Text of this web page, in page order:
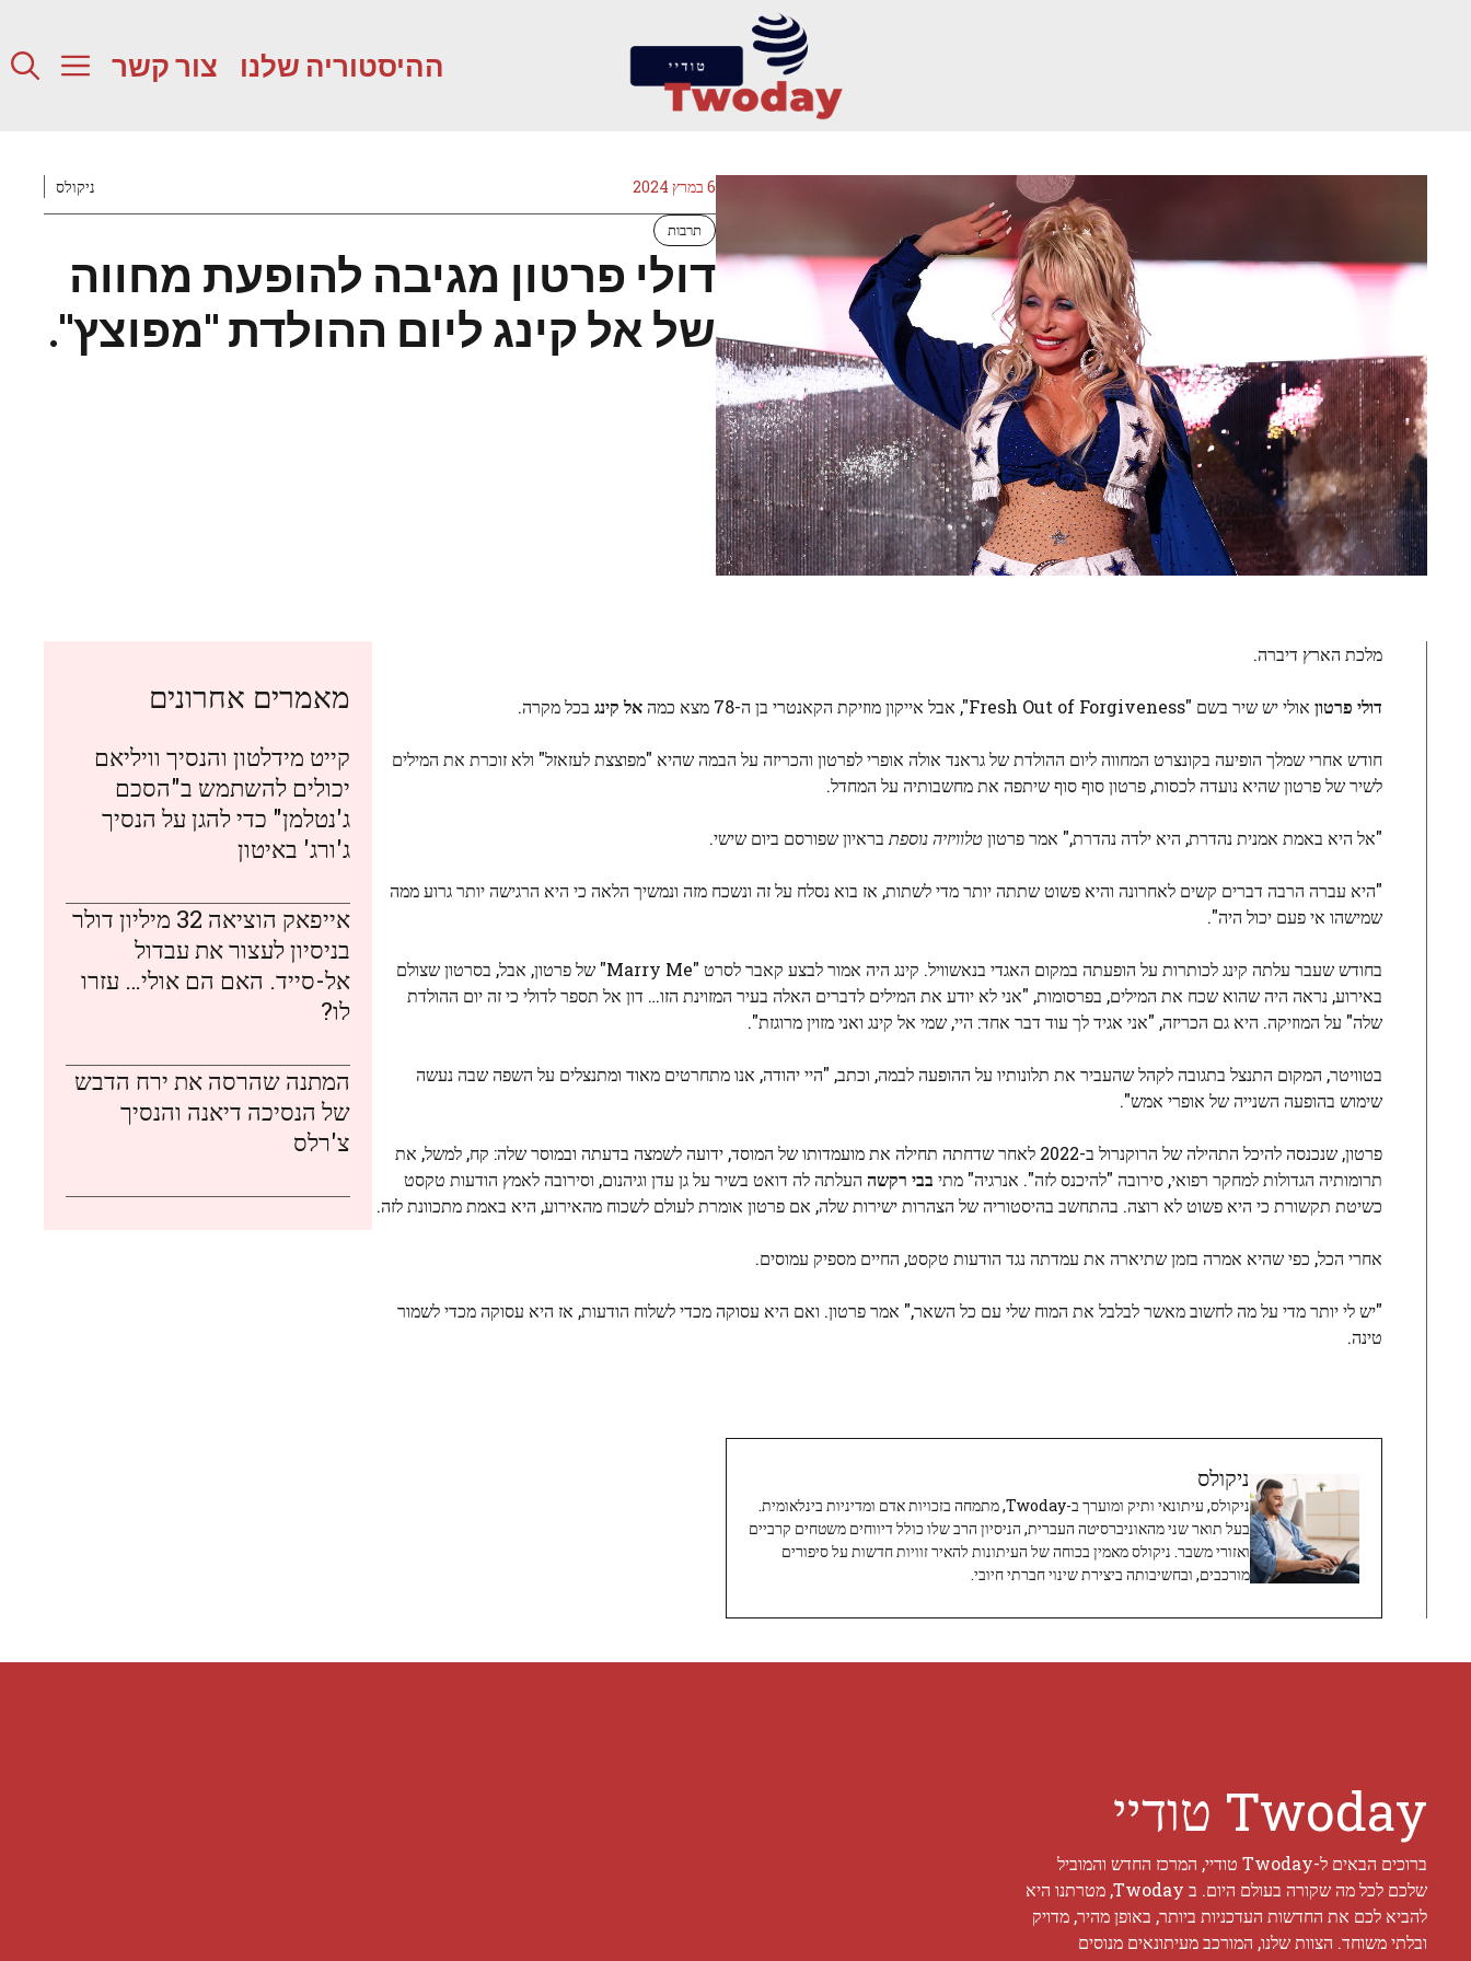
ההיסטוריה שלנו צור קשר
6 במרץ 2024 ניקולס
תרבות
דולי פרטון מגיבה להופעת מחווה
של אל קינג ליום ההולדת "מפוצץ".
מלכת הארץ דיברה.
דולי פרטון אולי יש שיר בשם "Fresh Out of Forgiveness", אבל אייקון מוזיקת ​​הקאנטרי בן ה-78 מצא כמה אל קינג בכל מקרה.
חודש אחרי שמלך הופיעה בקונצרט המחווה ליום ההולדת של גראנד אולה אופרי לפרטון והכריזה על הבמה שהיא "מפוצצת לעזאזל" ולא זוכרת את המילים
לשיר של פרטון שהיא נועדה לכסות, פרטון סוף סוף שיתפה את מחשבותיה על המחדל.
"אל היא באמת אמנית נהדרת, היא ילדה נהדרת," אמר פרטוןטלוויזיה נוספת בראיון שפורסם ביום שישי.
"היא עברה הרבה דברים קשים לאחרונה והיא פשוט שתתה יותר מדי לשתות, אז בוא נסלח על זה ונשכח מזה ונמשיך הלאה כי היא הרגישה יותר גרוע ממה
שמישהו אי פעם יכול היה".
בחודש שעבר עלתה קינג לכותרות על הופעתה במקום האגדי בנאשוויל. קינג היה אמור לבצע קאבר לסרט "Marry Me" של פרטון, אבל, בסרטון שצולם
באירוע, נראה היה שהוא שכח את המילים, בפרסומות, "אני לא יודע את המילים לדברים האלה בעיר המזוינת הזו… דון אל תספר לדולי כי זה יום ההולדת
שלה" על המוזיקה. היא גם הכריזה, "אני אגיד לך עוד דבר אחד: היי, שמי אל קינג ואני מזוין מרוגזת".
בטוויטר, המקום התנצל בתגובה לקהל שהעביר את תלונותיו על ההופעה לבמה, וכתב, "היי יהודה, אנו מתחרטים מאוד ומתנצלים על השפה שבה נעשה
שימוש בהופעה השנייה של אופרי אמש".
פרטון, שנכנסה להיכל התהילה של הרוקנרול ב-2022 לאחר שדחתה תחילה את מועמדותו של המוסד, ידועה לשמצה בדעתה ובמוסר שלה: קח, למשל, את
תרומותיה הגדולות למחקר רפואי, סירובה "להיכנס לזה". אנרגיה" מתי בבי רקשה העלתה לה דואט בשיר על גן עדן וגיהנום, וסירובה לאמץ הודעות טקסט
כשיטת תקשורת כי היא פשוט לא רוצה. בהתחשב בהיסטוריה של הצהרות ישירות שלה, אם פרטון אומרת לעולם לשכוח מהאירוע, היא באמת מתכוונת לזה.
אחרי הכל, כפי שהיא אמרה בזמן שתיארה את עמדתה נגד הודעות טקסט, החיים מספיק עמוסים.
"יש לי יותר מדי על מה לחשוב מאשר לבלבל את המוח שלי עם כל השאר," אמר פרטון. ואם היא עסוקה מכדי לשלוח הודעות, אז היא עסוקה מכדי לשמור
טינה.
ניקולס
ניקולס, עיתונאי ותיק ומוערך ב-Twoday, מתמחה בזכויות אדם ומדיניות בינלאומית.
בעל תואר שני מהאוניברסיטה העברית, הניסיון הרב שלו כולל דיווחים משטחים קרביים
ואזורי משבר. ניקולס מאמין בכוחה של העיתונות להאיר זוויות חדשות על סיפורים
מורכבים, ובחשיבותה ביצירת שינוי חברתי חיובי.
מאמרים אחרונים
קייט מידלטון והנסיך וויליאם
יכולים להשתמש ב"הסכם
ג'נטלמן" כדי להגן על הנסיך
ג'ורג' באיטון
אייפאק הוציאה 32 מיליון דולר
בניסיון לעצור את עבדול
אל-סייד. האם הם אולי… עזרו
לו?
המתנה שהרסה את ירח הדבש
של הנסיכה דיאנה והנסיך
צ'רלס
Twoday טודיי
ברוכים הבאים ל-Twoday טודיי, המרכז החדש והמוביל
שלכם לכל מה שקורה בעולם היום. ב Twoday, מטרתנו היא
להביא לכם את החדשות העדכניות ביותר, באופן מהיר, מדויק
ובלתי משוחד. הצוות שלנו, המורכב מעיתונאים מנוסים